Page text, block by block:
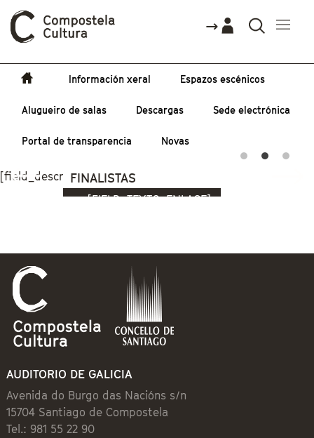
Información xeral Espazos escénicos
Alugueiro de salas Descargas Sede electrónica
Portal de transparencia Novas
Vostede está aquí
FINALISTAS
[field_descripcion]
[FIELD_TEXTO_ENLACE]
AUDITORIO DE GALICIA
Avenida do Burgo das Nacións s/n
15704 Santiago de Compostela
Tel.: 981 55 22 90